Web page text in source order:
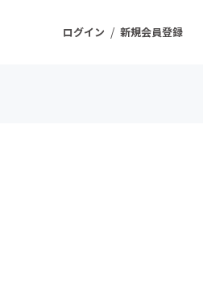
ログイン / 新規会員登録